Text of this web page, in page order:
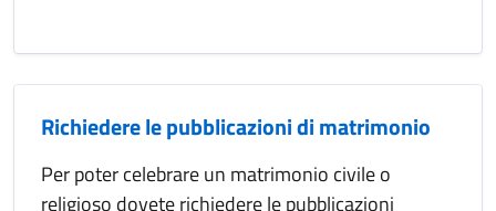
Richiedere le pubblicazioni di matrimonio
Per poter celebrare un matrimonio civile o
religioso dovete richiedere le pubblicazioni